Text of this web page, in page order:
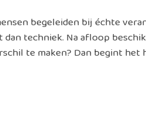
begeleiden bij échte
techniek. Na afloop
te maken? Dan begint het